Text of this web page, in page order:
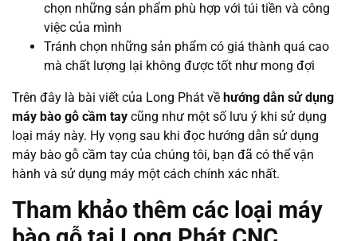
chọn những sản phẩm phù hợp với túi tiền và công
việc của mình
Tránh chọn những sản phẩm có giá thành quá cao
mà chất lượng lại không được tốt như mong đợi
Trên đây là bài viết của Long Phát về hướng dẫn sử dụng
máy bào gỗ cầm tay cũng như một số lưu ý khi sử dụng
loại máy này. Hy vọng sau khi đọc hướng dẫn sử dụng
máy bào gỗ cầm tay của chúng tôi, bạn đã có thể vận
hành và sử dụng máy một cách chính xác nhất.
Tham khảo thêm các loại máy